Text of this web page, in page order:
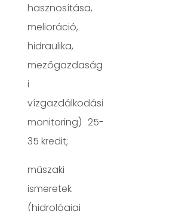
hasznosítása,
melioráció,
hidraulika,
mezőgazdaság
i
vízgazdálkodási
monitoring) 25-
35 kredit;
műszaki
ismeretek
(hidrológiai